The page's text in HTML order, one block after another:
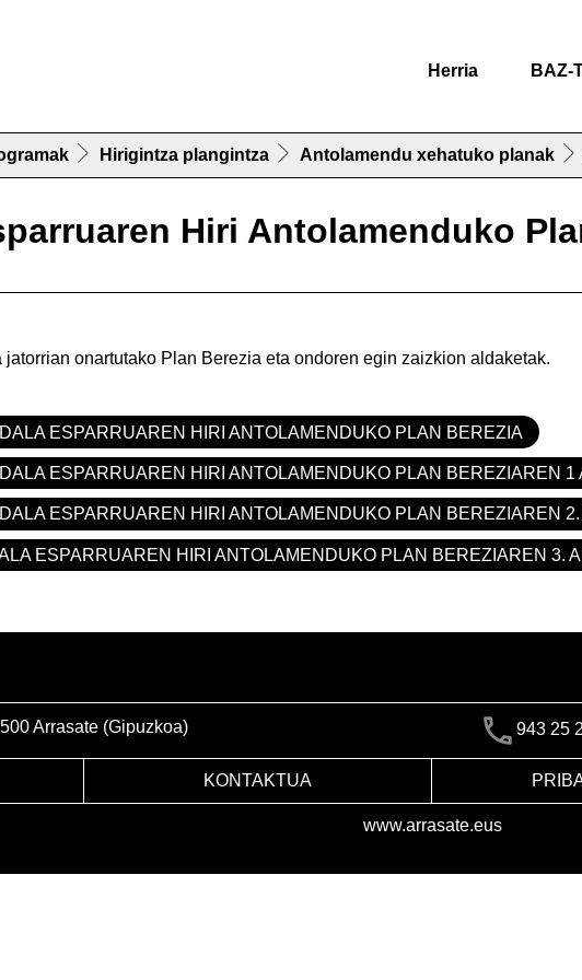
Herria BAZ-
Hirigintza plangintza Antolamendu xehatuko planak
Hiri Antolamenduko
jatorrian onartutako Plan Berezia eta ondoren egin zaizkion aldaketak.
ESPARRUAREN HIRI ANTOLAMENDUKO PLAN BEREZIA
ESPARRUAREN HIRI ANTOLAMENDUKO PLAN BEREZIAREN 1
ESPARRUAREN HIRI ANTOLAMENDUKO PLAN BEREZIAREN
ESPARRUAREN HIRI ANTOLAMENDUKO PLAN BEREZIAREN 3.
Arrasate (Gipuzkoa) 943 25
KONTAKTUA
www.arrasate.eus